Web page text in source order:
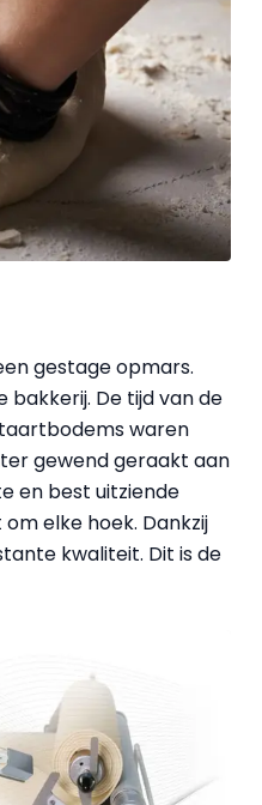
gestage opmars.
De tijd van de
waren
gewend geraakt aan
en best uitziende
elke hoek. Dankzij
kwaliteit. Dit is de